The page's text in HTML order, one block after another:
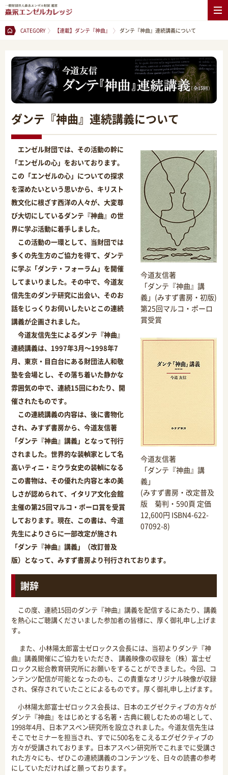
CATEGORY 【連載】ダンテ『神曲』 ダンテ『神曲』連続講義について
ダンテ『神曲』連続講義について
今道友信著
「ダンテ『神曲』講
義」(みすず書房・初版)
第25回マルコ・ポーロ
賞受賞
今道友信著
「ダンテ『神曲』講
義」
(みすず書房・改定普及
版 菊判・590頁 定価
12,600円 ISBN4-622-
07092-8)
エンゼル財団では、その活動の幹に
「エンゼルの心」をおいております。
この「エンゼルの心」についての探求
を深めたいという思いから、キリスト
教文化に根ざす西洋の人々が、大変尊
び大切にしているダンテ『神曲』の世
界に学ぶ活動に着手しました。
この活動の一環として、当財団では
多くの先生方のご協力を得て、ダンテ
に学ぶ「ダンテ・フォーラム」を開催
してまいりました。その中で、今道友
信先生のダンテ研究に出会い、そのお
話をじっくりお伺いしたいとこの連続
講義が企画されました。
今道友信先生によるダンテ『神曲』
連続講義は、1997年3月～1998年7
月、東京・目白台にある財団法人和敬
塾を会場とし、その落ち着いた静かな
雰囲気の中で、連続15回にわたり、開
催されたものです。
この連続講義の内容は、後に書物化
され、みすず書房から、今道友信著
「ダンテ『神曲』講義」となって刊行
されました。世界的な装幀家として名
高いティニ・ミウラ女史の装幀になる
この書物は、その優れた内容と本の美
しさが認められて、イタリア文化会館
主催の第25回マルコ・ポーロ賞を受賞
しております。現在、この書は、今道
先生によりさらに一部改定が施され
「ダンテ『神曲』講義」（改訂普及
版）となって、みすず書房より刊行されております。
謝辞
この度、連続15回のダンテ『神曲』講義を配信するにあたり、講義
を熱心にご聴講くださいました参加者の皆様に、厚く御礼申し上げま
す。
また、小林陽太郎富士ゼロックス会長には、当初よりダンテ『神
曲』講義開催にご協力をいただき、 講義映像の収録を （株）富士ゼ
ロックス総合教育研究所にお願いをすることができました。今回、コ
ンテンツ配信が可能となったのも、この貴重なオリジナル映像が収録
され、保存されていたことによるものです。厚く御礼申し上げます。
小林陽太郎富士ゼロックス会長は、日本のエグゼクティブの方々が
ダンテ『神曲』をはじめとする名著・古典に親しむための場として、
1998年4月、 日本アスペン研究所を設立されました。今道友信先生は
そこでセミナーを担当され、すでに500名をこえるエグゼクティブの
方々が受講されております。日本アスペン研究所でこれまでに受講さ
れた方々にも、ぜひこの連続講義のコンテンツを、日々の読書の参考
にしていただければと願っております。